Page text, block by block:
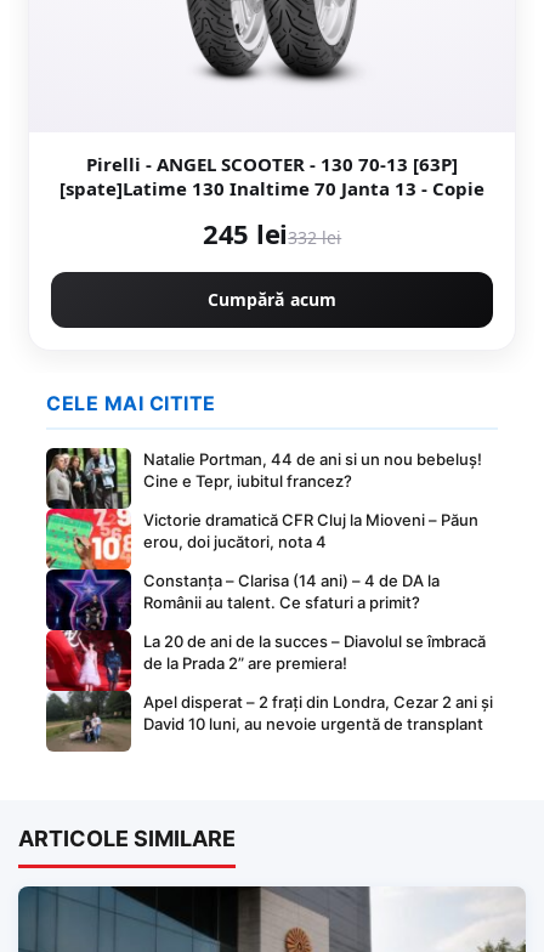
Pirelli - ANGEL SCOOTER - 130 70-13 [63P]
[spate]Latime 130 Inaltime 70 Janta 13 - Copie
245 lei332 lei
Cumpără acum
CELE MAI CITITE
Natalie Portman, 44 de ani si un nou bebeluș!
Cine e Tepr, iubitul francez?
Victorie dramatică CFR Cluj la Mioveni – Păun
erou, doi jucători, nota 4
Constanța – Clarisa (14 ani) – 4 de DA la
Românii au talent. Ce sfaturi a primit?
La 20 de ani de la succes – Diavolul se îmbracă
de la Prada 2” are premiera!
Apel disperat – 2 frați din Londra, Cezar 2 ani și
David 10 luni, au nevoie urgentă de transplant
ARTICOLE SIMILARE